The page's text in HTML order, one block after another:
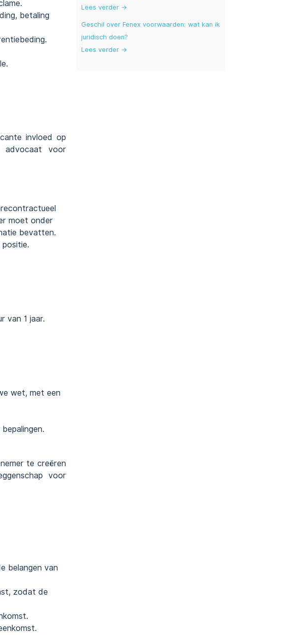
betaling
invloed op
advocaat voor
moet onder
bevatten.
van 1 jaar.
wet, met een
te creëren
voor
belangen van
zodat de
Lees verder →
Geschil over Fenex voorwaarden: wat kan ik
juridisch doen?
Lees verder →